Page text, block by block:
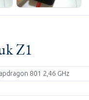
Z1
801 2,46 GHz